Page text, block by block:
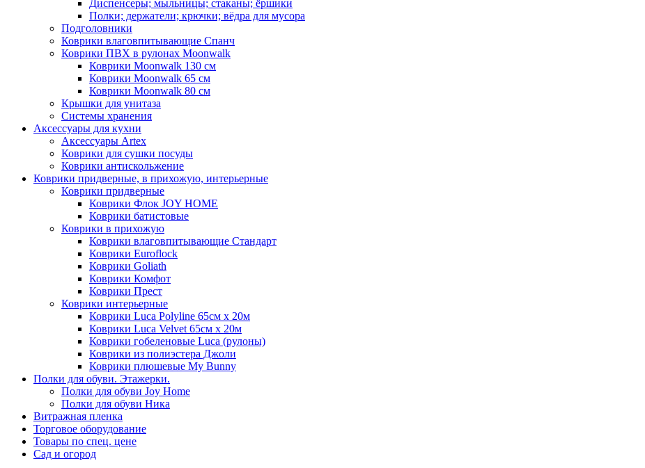
Диспенсеры; мыльницы; стаканы; ёршики
Полки; держатели; крючки; вёдра для мусора
Подголовники
Коврики влаговпитывающие Спанч
Коврики ПВХ в рулонах Moonwalk
Коврики Moonwalk 130 см
Коврики Moonwalk 65 см
Коврики Moonwalk 80 см
Крышки для унитаза
Системы хранения
Аксессуары для кухни
Аксессуары Artex
Коврики для сушки посуды
Коврики антискольжение
Коврики придверные, в прихожую, интерьерные
Коврики придверные
Коврики Флок JOY HOME
Коврики батистовые
Коврики в прихожую
Коврики влаговпитывающие Стандарт
Коврики Euroflock
Коврики Goliath
Коврики Комфот
Коврики Прест
Коврики интерьерные
Коврики Luca Polyline 65см х 20м
Коврики Luca Velvet 65см х 20м
Коврики гобеленовые Luca (рулоны)
Коврики из полиэстера Джоли
Коврики плюшевые My Bunny
Полки для обуви. Этажерки.
Полки для обуви Joy Home
Полки для обуви Ника
Витражная пленка
Торговое оборудование
Товары по спец. цене
Сад и огород